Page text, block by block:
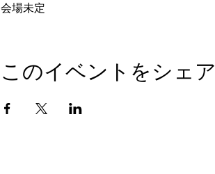
会場未定
このイベントをシェア